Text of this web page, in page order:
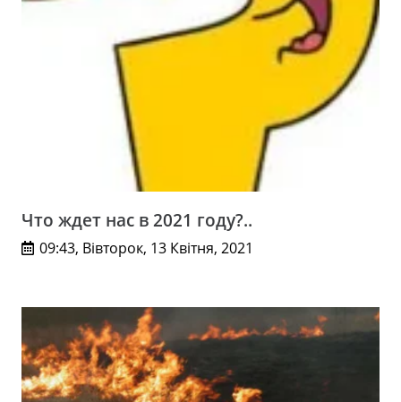
Что ждет нас в 2021 году?..
09:43, Вівторок, 13 Квітня, 2021